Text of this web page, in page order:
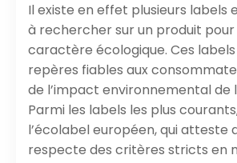
Il existe en effet plusieurs labels
à rechercher sur un produit
caractère écologique. Ces
repères fiables aux
de l’impact environnemental de
Parmi les labels les plus
l’écolabel européen, qui atteste
respecte des critères stricts en